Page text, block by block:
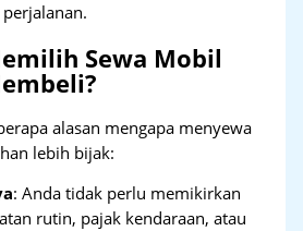
Sewa Mobil
alasan mengapa menyewa
lebih bijak:
: Anda tidak perlu memikirkan
rutin, pajak kendaraan, atau